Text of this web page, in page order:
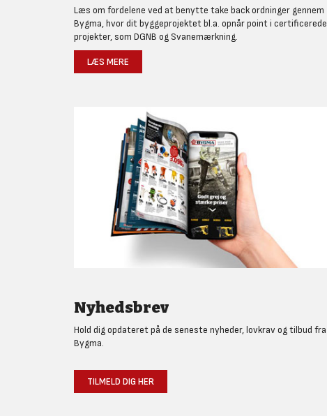
Læs om fordelene ved at benytte take back ordninger gennem
Bygma, hvor dit byggeprojektet bl.a. opnår point i certificerede
projekter, som DGNB og Svanemærkning.
LÆS MERE
Nyhedsbrev
Hold dig opdateret på de seneste nyheder, lovkrav og tilbud fra
Bygma.
TILMELD DIG HER